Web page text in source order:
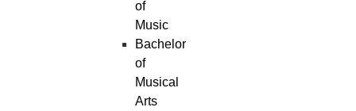
of
Music
Bachelor
of
Musical
Arts